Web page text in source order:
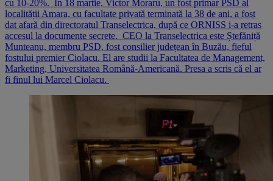
cu 10-20%. În 18 martie, Victor Moraru, un fost primar PSD al
localității Amara, cu facultate privată terminată la 38 de ani, a fost
dat afară din directoratul Transelectrica, după ce ORNISS i-a retras
accesul la documente secrete. CEO la Transelectrica este Ștefăniță
Munteanu, membru PSD, fost consilier județean în Buzău, fieful
fostului premier Ciolacu. El are studii la Facultatea de Management,
Marketing, Universitatea Română-Americană. Presa a scris că el ar
fi finul lui Marcel Ciolacu.